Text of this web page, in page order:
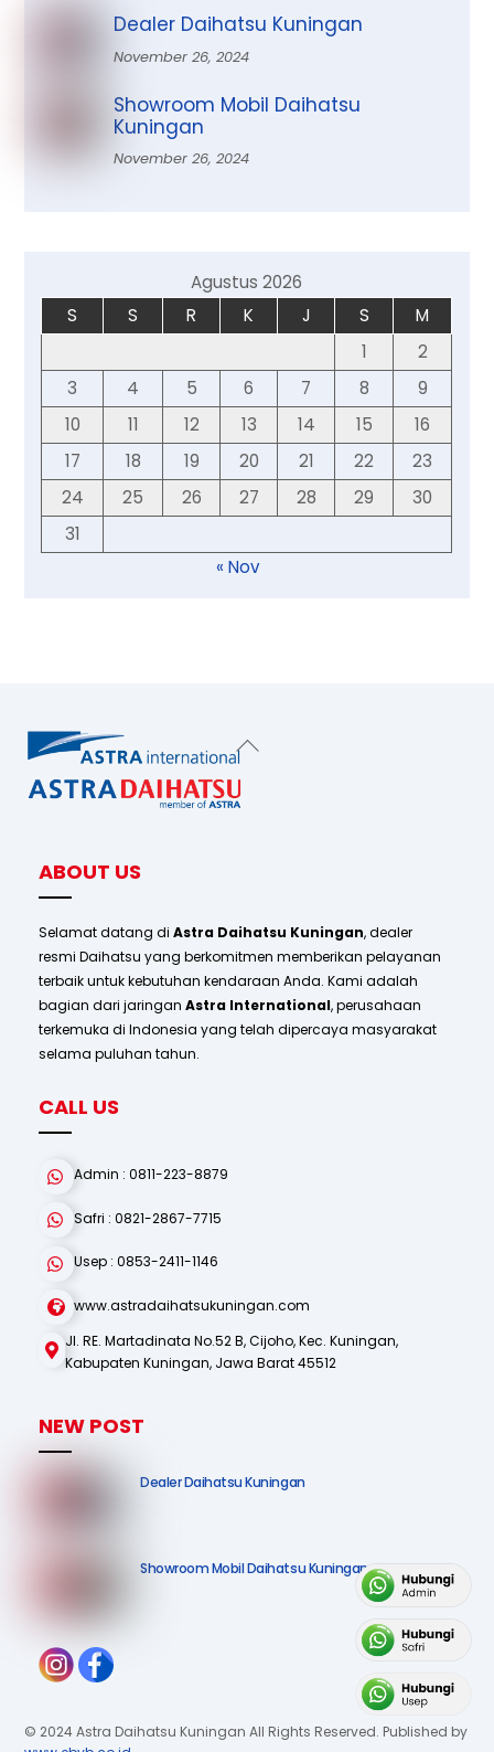
Dealer Daihatsu Kuningan
November 26, 2024
Showroom Mobil Daihatsu
Kuningan
November 26, 2024
Agustus 2026
S
S R K J S
M
1
2
3
4 5 6 7 8
9
10
11 12 13 14 15
16
17
18 19 20 21 22
23
24
25 26 27 28 29
30
31
« Nov
Back
ABOUT US
Selamat datang di Astra Daihatsu Kuningan, dealer
resmi Daihatsu yang berkomitmen memberikan pelayanan
terbaik untuk kebutuhan kendaraan Anda. Kami adalah
bagian dari jaringan Astra International, perusahaan
terkemuka di Indonesia yang telah dipercaya masyarakat
selama puluhan tahun.
CALL US
Admin : 0811-223-8879
Safri : 0821-2867-7715
Usep : 0853-2411-1146
www.astradaihatsukuningan.com
Jl. RE. Martadinata No.52 B, Cijoho, Kec. Kuningan,
Kabupaten Kuningan, Jawa Barat 45512
NEW POST
Dealer Daihatsu Kuningan
Showroom Mobil Daihatsu Kuningan
© 2024 Astra Daihatsu Kuningan All Rights Reserved. Published by